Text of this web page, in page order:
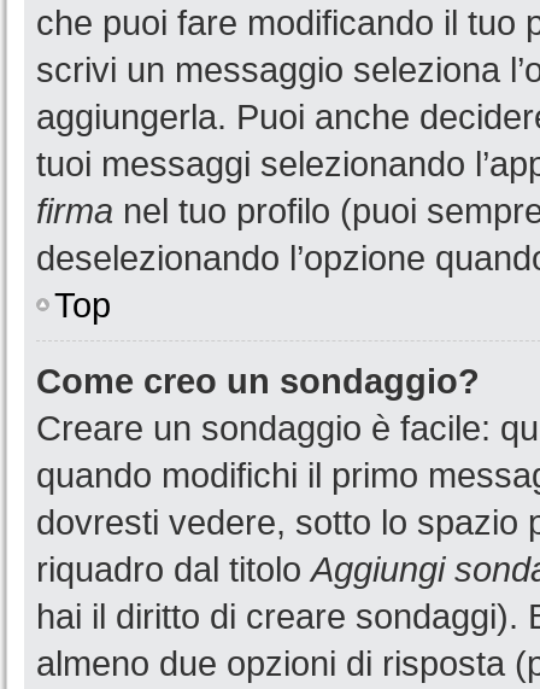
che puoi fare modificando il tuo
scrivi un messaggio seleziona
aggiungerla. Puoi anche
tuoi messaggi selezionando
firma nel tuo profilo (puoi
deselezionando l’opzione
Top
Come creo un sondaggio?
Creare un sondaggio è facile:
quando modifichi il primo
dovresti vedere, sotto lo spazio
riquadro dal titoloAggiungi
hai il diritto di creare sondaggi).
almeno due opzioni di risposta